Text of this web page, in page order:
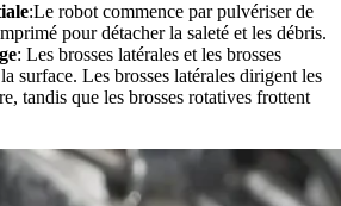
:Le robot commence par pulvériser de
pour détacher la saleté et les débris.
: Les brosses latérales et les brosses
surface. Les brosses latérales dirigent les
tandis que les brosses rotatives frottent